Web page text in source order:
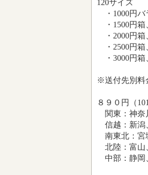
120サイズ
・1000円バ
・1500円箱
・2000円箱
・2500円箱
・3000円箱
※送付先別料
８９０円（
関東：神奈
信越：新潟
南東北：宮
北陸：富山
中部：静岡